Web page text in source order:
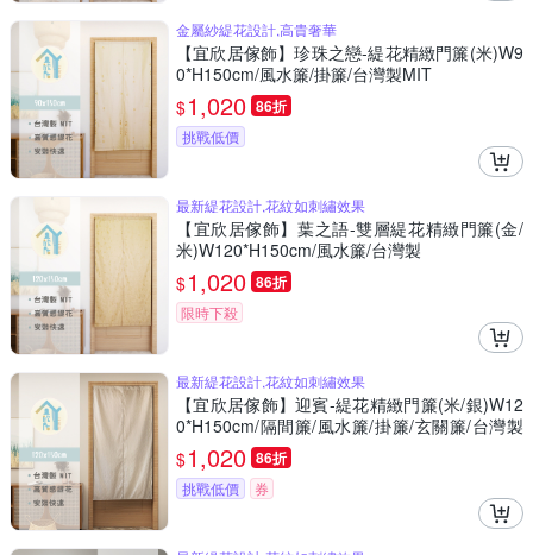
金屬紗緹花設計,高貴奢華
【宜欣居傢飾】珍珠之戀-緹花精緻門簾(米)W9
0*H150cm/風水簾/掛簾/台灣製MIT
$1,020 86折
挑戰低價
最新緹花設計,花紋如刺繡效果
【宜欣居傢飾】葉之語-雙層緹花精緻門簾(金/
米)W120*H150cm/風水簾/台灣製
$1,020 86折
限時下殺
最新緹花設計,花紋如刺繡效果
【宜欣居傢飾】迎賓-緹花精緻門簾(米/銀)W12
0*H150cm/隔間簾/風水簾/掛簾/玄關簾/台灣製
MIT
$1,020 86折
挑戰低價 券